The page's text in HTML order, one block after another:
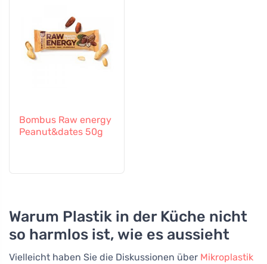
Bombus Raw energy
Peanut&dates 50g
Warum Plastik in der Küche nicht
so harmlos ist, wie es aussieht
Vielleicht haben Sie die Diskussionen über Mikroplastik